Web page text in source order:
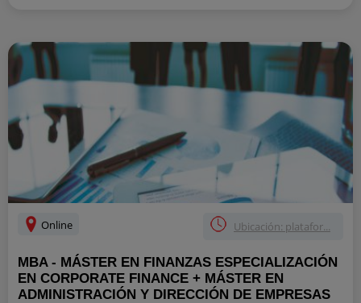
Online Ubicación: platafor...
MBA - MÁSTER EN FINANZAS ESPECIALIZACIÓN
EN CORPORATE FINANCE + MÁSTER EN
ADMINISTRACIÓN Y DIRECCIÓN DE EMPRESAS